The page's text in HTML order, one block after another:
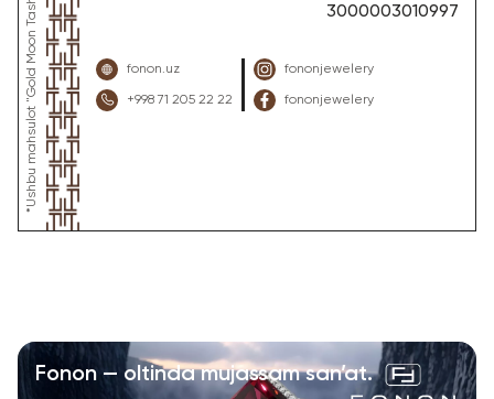
3000003010997
fonon.uz
+998 71 205 22 22
fononjewelery
fononjewelery
Fonon — oltinda mujassam san’at.